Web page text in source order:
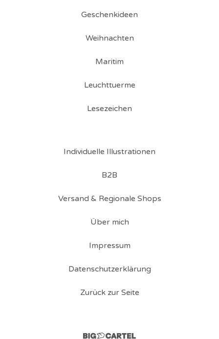
Geschenkideen
Weihnachten
Maritim
Leuchttuerme
Lesezeichen
Individuelle Illustrationen
B2B
Versand & Regionale Shops
Über mich
Impressum
Datenschutzerklärung
Zurück zur Seite